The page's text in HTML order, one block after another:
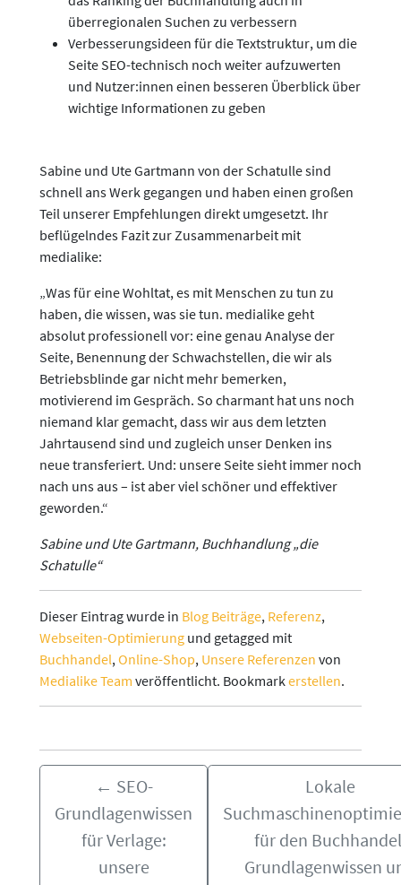
überregionalen Suchen zu verbessern
Verbesserungsideen für die Textstruktur, um die
Seite SEO-technisch noch weiter aufzuwerten
und Nutzer:innen einen besseren Überblick über
wichtige Informationen zu geben
Sabine und Ute Gartmann von der Schatulle sind
schnell ans Werk gegangen und haben einen großen
Teil unserer Empfehlungen direkt umgesetzt. Ihr
beflügelndes Fazit zur Zusammenarbeit mit
medialike:
„Was für eine Wohltat, es mit Menschen zu tun zu
haben, die wissen, was sie tun. medialike geht
absolut professionell vor: eine genau Analyse der
Seite, Benennung der Schwachstellen, die wir als
Betriebsblinde gar nicht mehr bemerken,
motivierend im Gespräch. So charmant hat uns noch
niemand klar gemacht, dass wir aus dem letzten
Jahrtausend sind und zugleich unser Denken ins
neue transferiert. Und: unsere Seite sieht immer noch
nach uns aus – ist aber viel schöner und effektiver
geworden.“
Sabine und Ute Gartmann, Buchhandlung „die
Schatulle“
Dieser Eintrag wurde in Blog Beiträge, Referenz,
Webseiten-Optimierung und getagged mit
Buchhandel,Online-Shop, Unsere Referenzen von
Medialike Team veröffentlicht. Bookmarkerstellen.
← SEO-
Grundlagenwissen
für Verlage:
unsere
Lokale
für den
Grundlagenwissen